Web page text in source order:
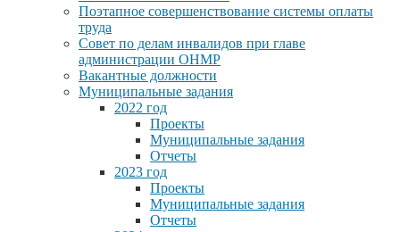
Поэтапное совершенствование системы оплаты
труда
Совет по делам инвалидов при главе
администрации ОНМР
Вакантные должности
Муниципальные задания
2022 год
Проекты
Муниципальные задания
Отчеты
2023 год
Проекты
Муниципальные задания
Отчеты